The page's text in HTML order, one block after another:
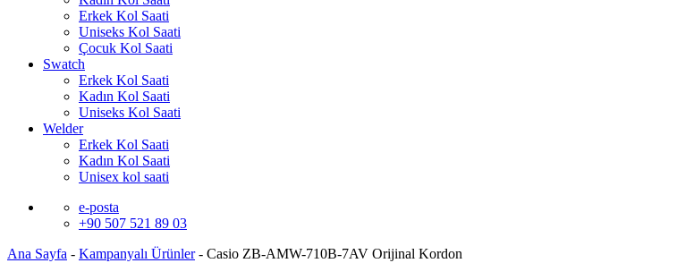
Erkek Kol Saati
Uniseks Kol Saati
Çocuk Kol Saati
Swatch
Erkek Kol Saati
Kadın Kol Saati
Uniseks Kol Saati
Welder
Erkek Kol Saati
Kadın Kol Saati
Unisex kol saati
e-posta
+90 507 521 89 03
Ana Sayfa - Kampanyalı Ürünler- Casio ZB-AMW-710B-7AV Orijinal Kordon